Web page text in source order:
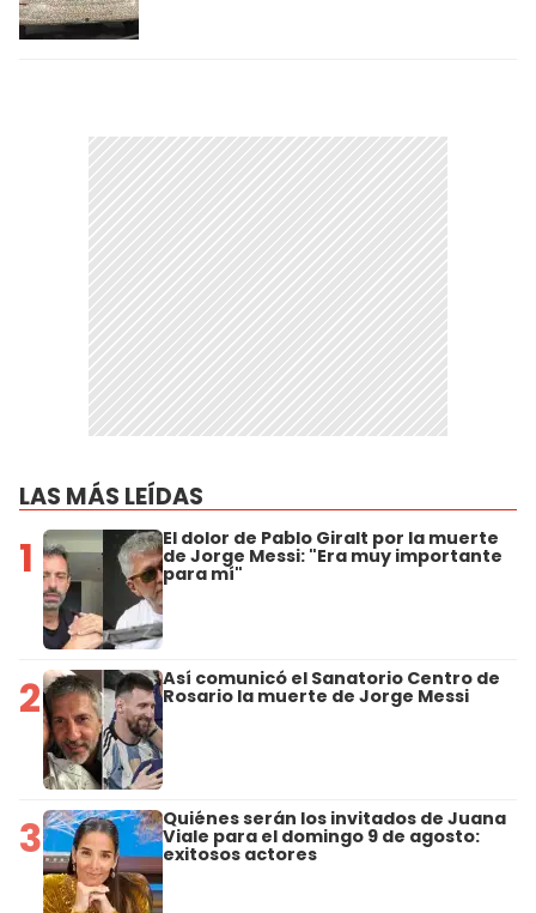
LAS MÁS LEÍDAS
1 El dolor de Pablo Giralt por la muerte
de Jorge Messi: "Era muy importante
para mí"
2 Así comunicó el Sanatorio Centro de
Rosario la muerte de Jorge Messi
3 Quiénes serán los invitados de Juana
Viale para el domingo 9 de agosto:
exitosos actores